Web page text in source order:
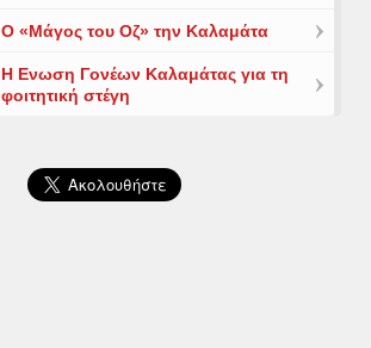
Ο «Μάγος του Οζ» την Καλαμάτα
Η Ενωση Γονέων Καλαμάτας για τη
φοιτητική στέγη